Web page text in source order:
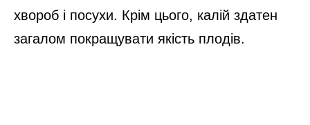
хвороб і посухи. Крім цього, калій здатен
загалом покращувати якість плодів.